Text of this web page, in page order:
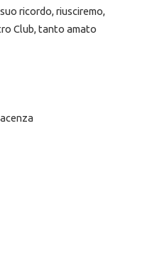
ricordo, riusciremo,
Club, tanto amato